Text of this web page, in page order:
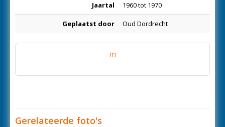
Jaartal 1960 tot 1970
Geplaatst door Oud Dordrecht
m
Gerelateerde foto's